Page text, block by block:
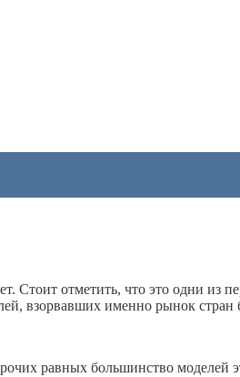
Стоит отметить, что это одни из
взорвавших именно рынок
равных большинство моделей